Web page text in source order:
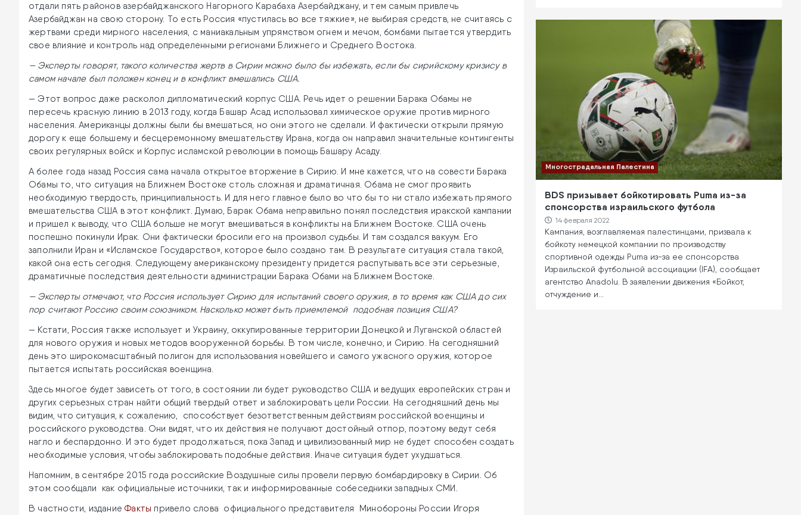
отдали пять районов азербайджанского Нагорного Карабаха Азербайджану, и тем самым привлечь
Азербайджан на свою сторону. То есть Россия «пустилась во все тяжкие», не выбирая средств, не считаясь с
жертвами среди мирного населения, с маниакальным упрямством огнем и мечом, бомбами пытается утвердить
свое влияние и контроль над определенными регионами Ближнего и Среднего Востока.
— Эксперты говорят, такого количества жертв в Сирии можно было бы избежать, если бы сирийскому кризису в
самом начале был положен конец и в конфликт вмешались США.
— Этот вопрос даже расколол дипломатический корпус США. Речь идет о решении Барака Обамы не
пересечь красную линию в 2013 году, когда Башар Асад использовал химическое оружие против мирного
населения. Американцы должны были бы вмешаться, но они этого не сделали. И фактически открыли прямую
дорогу к еще большему и бесцеремонному вмешательству Ирана, когда он направил значительные контингенты
своих регулярных войск и Корпус исламской революции в помощь Башару Асаду.
А более года назад Россия сама начала открытое вторжение в Сирию. И мне кажется, что на совести Барака
Обамы то, что ситуация на Ближнем Востоке столь сложная и драматичная. Обама не смог проявить
необходимую твердость, принципиальность. И для него главное было во что бы то ни стало избежать прямого
вмешательства США в этот конфликт. Думаю, Барак Обама неправильно понял последствия иракской кампании
и пришел к выводу, что США больше не могут вмешиваться в конфликты на Ближнем Востоке. США очень
поспешно покинули Ирак. Они фактически бросили его на произвол судьбы. И там создался вакуум. Его
заполнили Иран и «Исламское Государство», которое было создано там. В результате ситуация стала такой,
какой она есть сегодня. Следующему американскому президенту придется распутывать все эти серьезные,
драматичные последствия деятельности администрации Барака Обами на Ближнем Востоке.
— Эксперты отмечают, что Россия использует Сирию для испытаний своего оружия, в то время как США до сих
пор считают Россию своим союзником. Насколько может быть приемлемой подобная позиция США?
— Кстати, Россия также использует и Украину, оккупированные территории Донецкой и Луганской областей
для нового оружия и новых методов вооруженной борьбы. В том числе, конечно, и Сирию. На сегодняшний
день это широкомасштабный полигон для использования новейшего и самого ужасного оружия, которое
пытается испытать российская военщина.
Здесь многое будет зависеть от того, в состоянии ли будет руководство США и ведущих европейских стран и
других серьезных стран найти общий твердый ответ и заблокировать цели России. На сегодняшний день мы
видим, что ситуация, к сожалению, способствует безответственным действиям российской военщины и
российского руководства. Они видят, что их действия не получают достойный отпор, поэтому ведут себя
нагло и беспардонно. И это будет продолжаться, пока Запад и цивилизованный мир не будет способен создать
необходимые условия, чтобы заблокировать подобные действия. Иначе ситуация будет ухудшаться.
Напомним, в сентябре 2015 года российские Воздушные силы провели первую бомбардировку в Сирии. Об
этом сообщали как официальные источники, так и информированные собеседники западных СМИ.
В частности, изданиеФакты привело слова официального представителя Минобороны России Игоря
Многострадальная Палестина
BDS призывает бойкотировать Puma из-за
спонсорства израильского футбола
14 февраля 2022
Кампания, возглавляемая палестинцами, призвала к
бойкоту немецкой компании по производству
спортивной одежды Puma из-за ее спонсорства
Израильской футбольной ассоциации (IFA), сообщает
агентство Anadolu. В заявлении движения «Бойкот,
отчуждение и…